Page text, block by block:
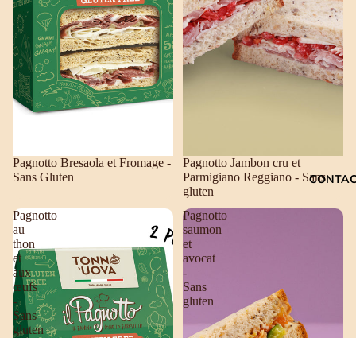
Pagnotto Bresaola et Fromage -
Sans Gluten
Pagnotto Jambon cru et
Parmigiano Reggiano - Sans
gluten
Pagnotto
au
thon
et
aux
œufs
-
Sans
gluten
Pagnotto
saumon
et
avocat
-
Sans
gluten